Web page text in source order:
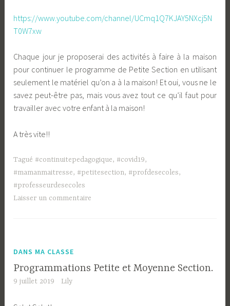
https://www.youtube.com/channel/UCmq1Q7KJAY5NXcj5N
T0W7xw
Chaque jour je proposerai des activités à faire à la maison
pour continuer le programme de Petite Section en utilisant
seulement le matériel qu’on a à la maison! Et oui, vous ne le
savez peut-être pas, mais vous avez tout ce qu’il faut pour
travailler avec votre enfant à la maison!
A très vite!!
Tagué #continuitepedagogique, #covid19,
#mamanmaitresse, #petitesection, #profdesecoles,
#professeurdesecoles
Laisser un commentaire
DANS MA CLASSE
Programmations Petite et Moyenne Section.
9 juillet 2019 Lily